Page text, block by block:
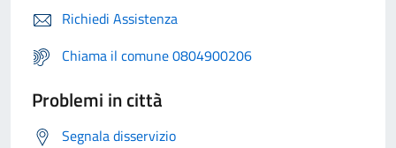
Richiedi Assistenza
Chiama il comune 0804900206
Problemi in città
Segnala disservizio